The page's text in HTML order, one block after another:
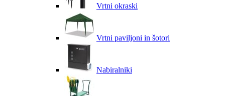
Vrtni okraski
Vrtni paviljoni in šotori
Nabiralniki